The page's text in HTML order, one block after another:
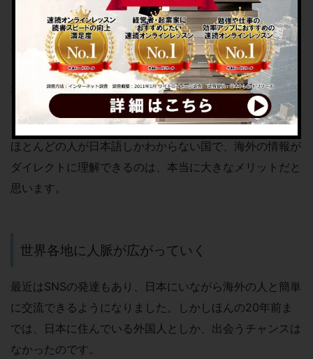
逆に、日本のニュースのほうが正確な場合もありますか
ら、どちらがいい悪いではありません。ポイントは、英語
ができるとグローバルな視点で世界の動きがわかる、とい
うところにあります。
ほとんどの人が日本語しかわからない国で、海外の情報が
ダイレクトに理解できるのは、本当に大きなメリットだと
思います。
世界各地に人脈が広がっていく
最近はSNSの発達もあり、日本にいながら海外の人と簡単
に交流できるようになりました。しかしほんの20年前ま
では、日本に住んでいる外国人としか、出会うチャンスは
なかったのです。